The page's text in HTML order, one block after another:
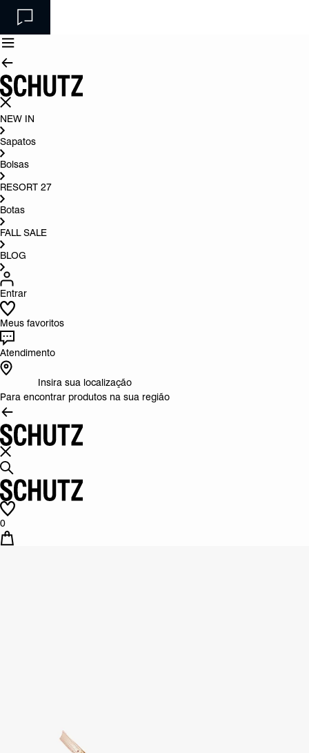
NEW IN
Sapatos
Bolsas
RESORT 27
Botas
FALL SALE
BLOG
Entrar
Meus favoritos
Atendimento
Insira sua localização
Para encontrar produtos na sua região
0